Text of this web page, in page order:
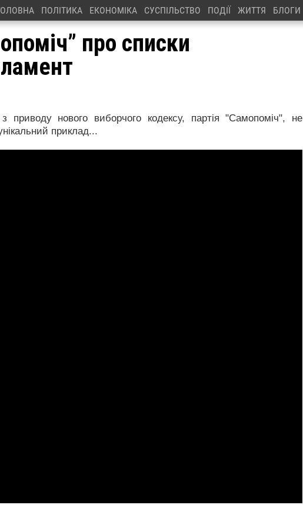
ПОЛІТИКА ЕКОНОМІКА СУСПІЛЬСТВО ПОДІЇ ЖИТТЯ БЛОГИ
про списки
нового виборчого кодексу, партія "Самопоміч", не
приклад...